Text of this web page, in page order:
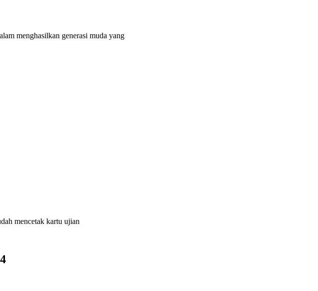
menghasilkan generasi muda yang
mencetak kartu ujian